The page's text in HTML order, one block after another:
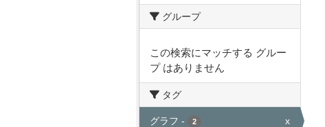
グループ
この検索にマッチする グルー
プ はありません
タグ
グラフ - 2 x